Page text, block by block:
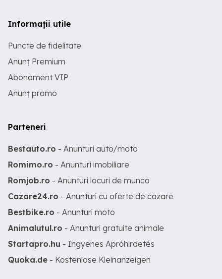
Informații utile
Puncte de fidelitate
Anunț Premium
Abonament VIP
Anunț promo
Parteneri
Bestauto.ro - Anunturi auto/moto
Romimo.ro - Anunturi imobiliare
Romjob.ro - Anunturi locuri de munca
Cazare24.ro - Anunturi cu oferte de cazare
Bestbike.ro - Anunturi moto
Animalutul.ro - Anunturi gratuite animale
Startapro.hu - Ingyenes Apróhirdetés
Quoka.de - Kostenlose Kleinanzeigen